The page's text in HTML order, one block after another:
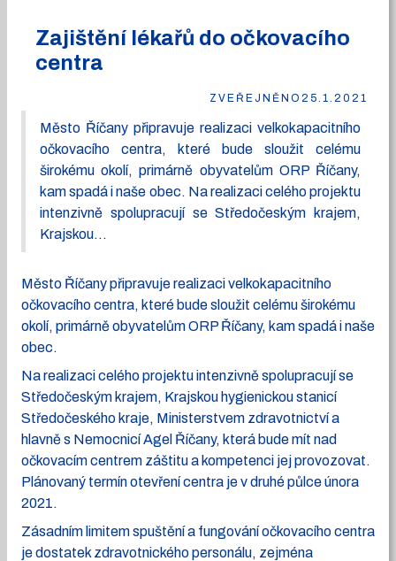
Zajištění lékařů do očkovacího
centra
ZVEŘEJNĚNO 25.1.2021
Město Říčany připravuje realizaci velkokapacitního
očkovacího centra, které bude sloužit celému
širokému okolí, primárně obyvatelům ORP Říčany,
kam spadá i naše obec. Na realizaci celého projektu
intenzivně spolupracují se Středočeským krajem,
Krajskou...
Město Říčany připravuje realizaci velkokapacitního
očkovacího centra, které bude sloužit celému širokému
okolí, primárně obyvatelům ORP Říčany, kam spadá i naše
obec.
Na realizaci celého projektu intenzivně spolupracují se
Středočeským krajem, Krajskou hygienickou stanicí
Středočeského kraje, Ministerstvem zdravotnictví a
hlavně s Nemocnicí Agel Říčany, která bude mít nad
očkovacím centrem záštitu a kompetenci jej provozovat.
Plánovaný termín otevření centra je v druhé půlce února
2021.
Zásadním limitem spuštění a fungování očkovacího centra
je dostatek zdravotnického personálu, zejména